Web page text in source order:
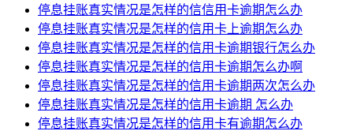
停息挂账真实情况是怎样的信信用卡逾期怎么办
停息挂账真实情况是怎样的信用卡上逾期怎么办
停息挂账真实情况是怎样的信用卡逾期银行怎么办
停息挂账真实情况是怎样的信用卡逾期怎么办啊
停息挂账真实情况是怎样的信用卡逾期两次怎么办
停息挂账真实情况是怎样的信用卡逾期 怎么办
停息挂账真实情况是怎样的信用卡有逾期怎么办